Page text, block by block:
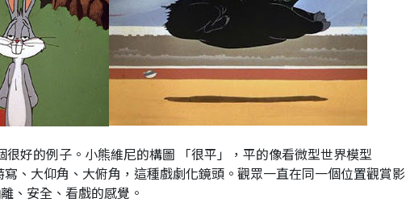
很好的例子。小熊維尼的構圖 「很平」，平的像看微型世界模型
、大仰角、大俯角，這種戲劇化鏡頭。觀眾一直在同一個位置觀賞影
、安全、看戲的感覺。